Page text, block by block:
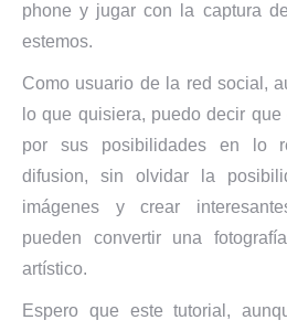
phone y jugar con la captura
estemos.
Como usuario de la red social,
lo que quisiera, puedo decir
por sus posibilidades en lo
difusion, sin olvidar la
imágenes y crear
pueden convertir una
artístico.
Espero que este tutorial,